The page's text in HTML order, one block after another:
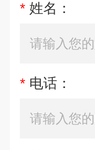
* 姓名：
* 电话：